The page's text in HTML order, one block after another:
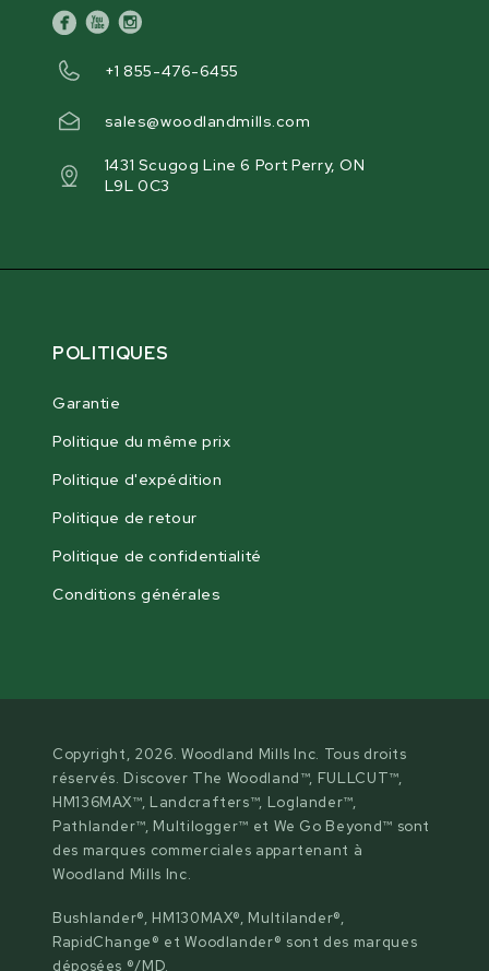
facebook
youtubeinstagram
+1 855-476-6455
sales@woodlandmills.com
1431 Scugog Line 6 Port Perry, ON
L9L 0C3
POLITIQUES
Garantie
Politique du même prix
Politique d'expédition
Politique de retour
Politique de confidentialité
Conditions générales
Copyright, 2026. Woodland Mills Inc. Tous droits
réservés. Discover The Woodland™, FULLCUT™,
HM136MAX™, Landcrafters™, Loglander™,
Pathlander™, Multilogger™ et We Go Beyond™ sont
des marques commerciales appartenant à
Woodland Mills Inc.
Bushlander®, HM130MAX®, Multilander®,
RapidChange® et Woodlander® sont des marques
déposées ®/MD.